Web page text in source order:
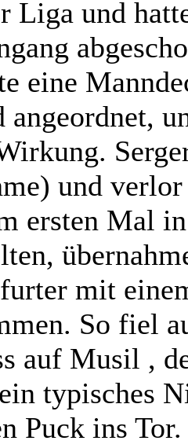
Liga und
eine
angeordnet,
und
ersten Mal
mit
So fiel
auf Musil ,
typisches
Puck ins Tor.